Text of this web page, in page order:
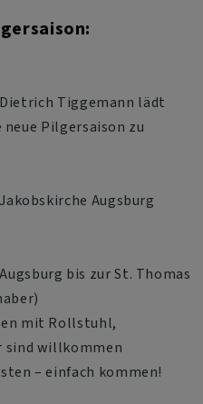
Tiggemann lädt
Pilgersaison zu
Augsburg
bis zur St. Thomas
mit Rollstuhl,
sind willkommen
– einfach kommen!